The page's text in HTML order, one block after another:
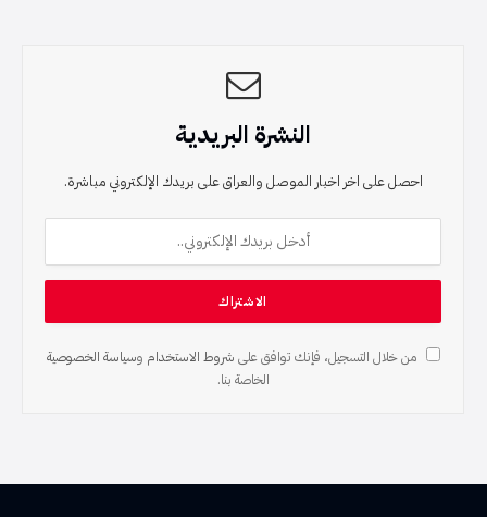
النشرة البريدية
احصل على اخر اخبار الموصل والعراق على بريدك الإلكتروني مباشرة.
من خلال التسجيل، فإنك توافق على شروط الاستخدام وسياسة الخصوصية
الخاصة بنا.